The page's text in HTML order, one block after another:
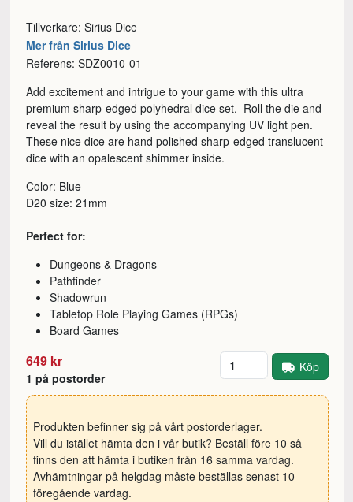
Tillverkare: Sirius Dice
Mer från Sirius Dice
Referens: SDZ0010-01
Add excitement and intrigue to your game with this ultra
premium sharp-edged polyhedral dice set. Roll the die and
reveal the result by using the accompanying UV light pen.
These nice dice are hand polished sharp-edged translucent
dice with an opalescent shimmer inside.
Color: Blue
D20 size: 21mm
Perfect for:
Dungeons & Dragons
Pathfinder
Shadowrun
Tabletop Role Playing Games (RPGs)
Board Games
649 kr
1 på postorder
Antal Köp
Produkten befinner sig på vårt postorderlager.
Vill du istället hämta den i vår butik? Beställ före 10 så
finns den att hämta i butiken från 16 samma vardag.
Avhämtningar på helgdag måste beställas senast 10
föregående vardag.